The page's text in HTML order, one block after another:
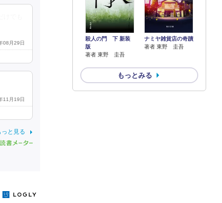
08月29日
11月19日
と見る
殺人の門 下 新装
版
著者 東野 圭吾
ナミヤ雑貨店の奇蹟
著者 東野 圭吾
もっとみる